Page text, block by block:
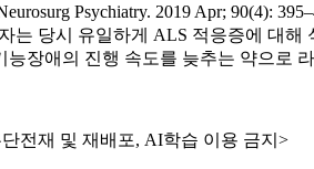
Psychiatry. 2019 Apr; 90(4):
는 당시 유일하게 ALS 적응증에 대
능장애의 진행 속도를 늦추는 약으로
전재 및 재배포, AI학습 이용 금지>